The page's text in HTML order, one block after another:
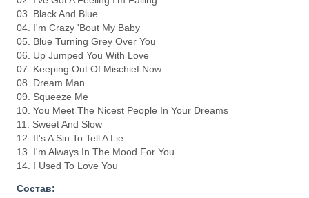
03. Black And Blue
04. I'm Crazy 'Bout My Baby
05. Blue Turning Grey Over You
06. Up Jumped You With Love
07. Keeping Out Of Mischief Now
08. Dream Man
09. Squeeze Me
10. You Meet The Nicest People In Your Dreams
11. Sweet And Slow
12. It's A Sin To Tell A Lie
13. I'm Always In The Mood For You
14. I Used To Love You
Состав: